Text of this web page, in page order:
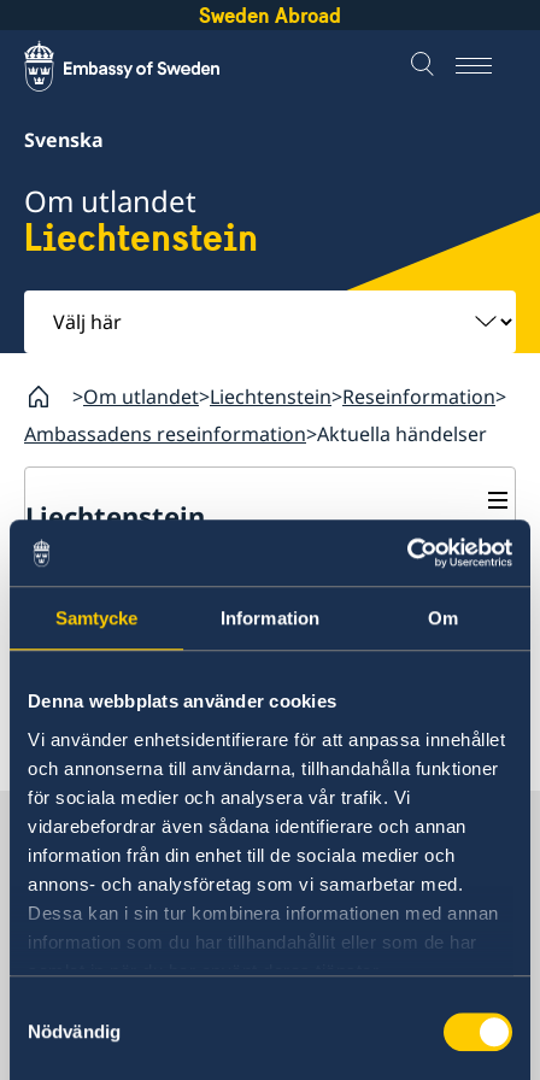
Samtycke Information Om
Denna webbplats använder cookies
Vi använder enhetsidentifierare för att anpassa innehållet
och annonserna till användarna, tillhandahålla funktioner
för sociala medier och analysera vår trafik. Vi
vidarebefordrar även sådana identifierare och annan
information från din enhet till de sociala medier och
annons- och analysföretag som vi samarbetar med.
Dessa kan i sin tur kombinera informationen med annan
information som du har tillhandahållit eller som de har
samlat in när du har använt deras tjänster.
Nödvändig
Sweden Abroad
Svenska
Om utlandet
Liechtenstein
Välj
här
Om utlandet Liechtenstein Reseinformation
Ambassadens reseinformation Aktuella händelser
Liechtenstein
Rösta i Liechtenstein
Hjälp till svenskar i Liechtenstein
Rösta i Liechtenstein
Reseinformation
Aktuella händelser
Allmänna säkerhetsläget
Terrorism
Naturförhållanden och katastrofer
In- och utresebestämmelser
Hälso- och sjukvård
Lokala lagar och sedvänjor
Kriminalitet och personlig säkerhet
Trafiksäkerhet
Resa i landet
Aktuella händelser
För tillfället finns inga aktuella händelser att
Senast uppdaterad 03 aug. 2026, 12.29
Sverige i Liechtenstein
Sveriges Ambassad